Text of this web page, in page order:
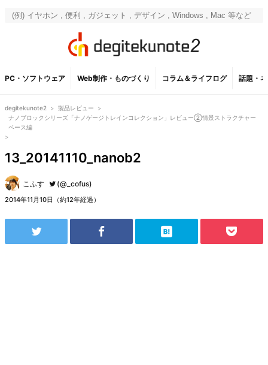
PC・ソフトウェア Web制作・ものづくり コラム＆ライフログ 話題・
degitekunote2 > 製品レビュー
>
ナノブロックシリーズ「ナノゲージトレインコレクション」レビュー②情景ストラクチャー
ベース編
>
13_20141110_nanob2
こふす (@_cofus)
2014年11月10日（約12年経過）